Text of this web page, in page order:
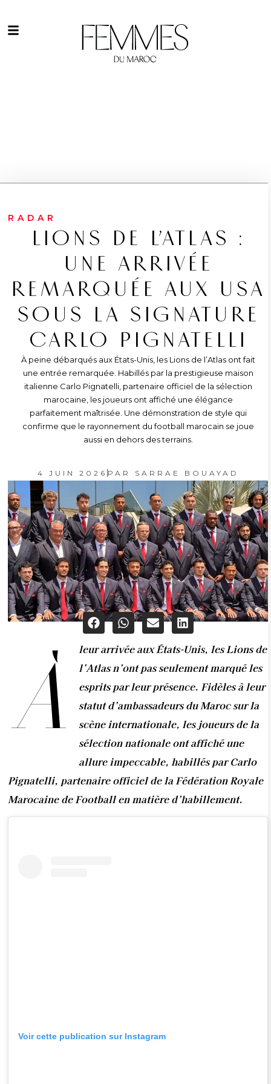
RADAR
LIONS DE L’ATLAS :
UNE ARRIVÉE
REMARQUÉE AUX USA
SOUS LA SIGNATURE
CARLO PIGNATELLI
À peine débarqués aux États-Unis, les Lions de l’Atlas ont fait
une entrée remarquée. Habillés par la prestigieuse maison
italienne Carlo Pignatelli, partenaire officiel de la sélection
marocaine, les joueurs ont affiché une élégance
parfaitement maîtrisée. Une démonstration de style qui
confirme que le rayonnement du football marocain se joue
aussi en dehors des terrains.
4 JUIN 2026 PAR SARRAE BOUAYAD
À
leur arrivée aux États-Unis, les Lions de
l’Atlas n’ont pas seulement marqué les
esprits par leur présence. Fidèles à leur
statut d’ambassadeurs du Maroc sur la
scène internationale, les joueurs de la
sélection nationale ont affiché une
allure impeccable, habillés par Carlo
Pignatelli, partenaire officiel de la Fédération Royale
Marocaine de Football en matière d’habillement.
Voir cette publication sur Instagram